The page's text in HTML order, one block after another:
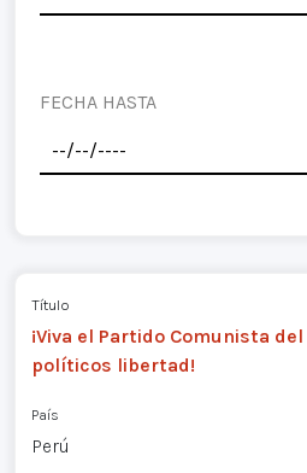
FECHA HASTA
Título
¡Viva el Partido Comunista del
políticos libertad!
País
Perú